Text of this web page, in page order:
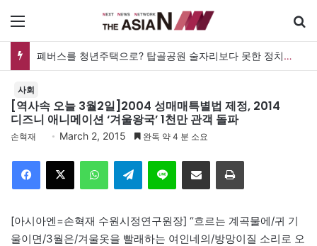
폐버스를 청년주택으로? 탑골공원 술자리보다 못한 정치의 상상력
사회
[역사속 오늘 3월2일]2004 성매매특별법 제정, 2014
디즈니 애니메이션 ‘겨울왕국’ 1천만 관객 돌파
손혁재 March 2, 2015 완독 약 4 분 소요
Telegram 이메일
[아시아엔=손혁재 수원시정연구원장] “흐르는 계곡물에/귀 기
울이면/3월은/겨울옷을 빨래하는 여인네의/방망이질 소리로 오